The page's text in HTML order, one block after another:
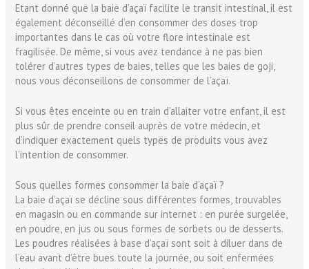
Etant donné que la baie d’açaï facilite le transit intestinal, il est
également déconseillé d’en consommer des doses trop
importantes dans le cas où votre flore intestinale est
fragilisée. De même, si vous avez tendance à ne pas bien
tolérer d’autres types de baies, telles que les baies de goji,
nous vous déconseillons de consommer de l’açaï.
Si vous êtes enceinte ou en train d’allaiter votre enfant, il est
plus sûr de prendre conseil auprès de votre médecin, et
d’indiquer exactement quels types de produits vous avez
l’intention de consommer.
Sous quelles formes consommer la baie d’açaï ?
La baie d’açaï se décline sous différentes formes, trouvables
en magasin ou en commande sur internet : en purée surgelée,
en poudre, en jus ou sous formes de sorbets ou de desserts.
Les poudres réalisées à base d’açaï sont soit à diluer dans de
l’eau avant d’être bues toute la journée, ou soit enfermées